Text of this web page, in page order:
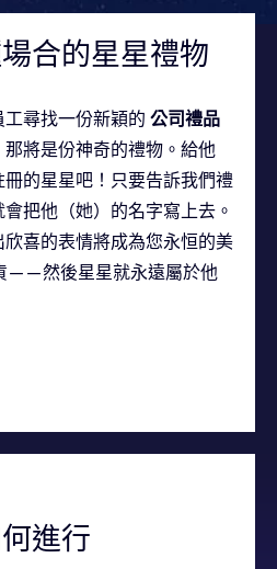
合的星星禮物
尋找一份新穎的 公司禮品
那將是份神奇的禮物。給他
冊的星星吧！只要告訴我們禮
把他（她）的名字寫上去。
喜的表情將成為您永恒的美
——然後星星就永遠屬於他
進行